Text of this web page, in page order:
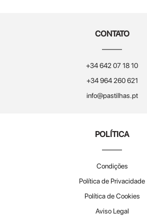
CONTATO
+34 642 07 18 10
+34 964 260 621
info@pastilhas.pt
POLÍTICA
Condições
Política de Privacidade
Política de Cookies
Aviso Legal